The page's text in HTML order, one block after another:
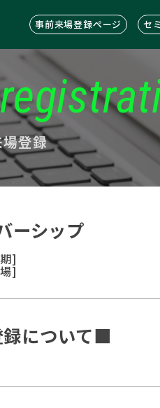
事前来場登録ページ セ
登録
ーシップ
]
]
について■